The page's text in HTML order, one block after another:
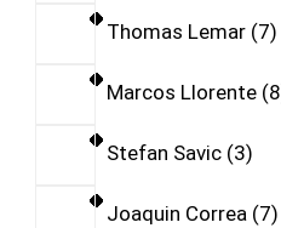
Thomas Lemar 7
Marcos Llorente 8
Stefan Savic 3
Joaquin Correa 7